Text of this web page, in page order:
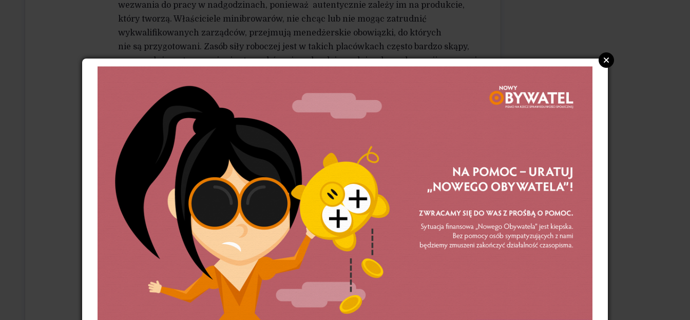
wezwania do pracy w nadgodzinach, ponieważ autentycznie zależy im na produkcie,
który tworzą. Właściciele minibrowarów, nie chcąc lub nie mogąc zatrudnić
wykwalifikowanych zarządców, przejmują menedżerskie obowiązki, do których
nie są przygotowani. Zasób siły roboczej jest w takich placówkach często bardzo skąpy,
co powoduje wytworzenie się stosunków niemal rodzinnych i, w konsekwencji, przynosi –
pracowników oraz manipulacją. Płace i dodatki pozapłacowe są w tym przemyśle bardzo
różne – a nawet mogą bardzo różnić się w obrębie poszczególnych firm.
Ale kultura kraftowa rozwija się i przynosi wielkie zyski. Nie powstał jeszcze raport ani
studium, które koncentrowałyby się na badaniu wyłącznie zasięgu produkcji i zbytu
wykonanych metodami rzemieślniczymi napojów i żywności, ale wiadomo już, że według
badań Specialty Food Association, w 2016 r. amerykański rynek jedzenia z kategorii
„specjalne” był wart 127 miliardów dolarów, co oznacza piętnastoprocentowy skok
w porównaniu z sytuacją o dwa lata wcześniejszą. W 2017 r. piwa kraftowe odnotowały
znaczący wzrost sprzedaży w porównaniu do liczb z poprzedniego roku, i to pomimo
faktu, że całościowo gospodarska amerykańska kurczyła się. W mniej rozwiniętych
kategoriach żywności produkowanej rzemieślniczo wzrost ten był nawet jeszcze bardziej
spektakularny. Według firmy Mintel, która bada rynki, sprzedaż w niesieciowych
kawiarniach na terenie Stanów Zjednoczonych podskoczyła od 2011 r. o 40 proc.
i w 2017 r. zanotowała 23,4 miliarda dolarów. Sprzedaż serów z kategorii „specjalne”
wzrosła o ponad 10 proc., do około 4,42 miliarda dolarów, i to na przestrzeni jedynie